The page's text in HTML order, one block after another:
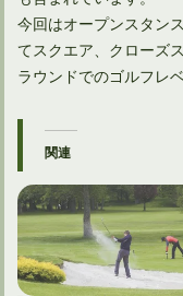
今回はオープンスタン
てスクエア、クローズ
ラウンドでのゴルフレ
関連